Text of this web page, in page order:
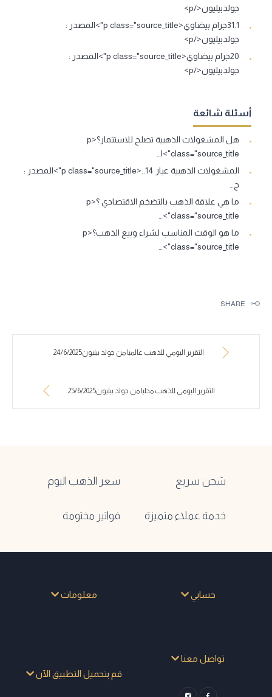
جولدبيليون</p>
31.1جرام بيضاوي<p class="source_title">المصدر :
جولدبيليون</p>
20جرام بيضاوي<p class="source_title">المصدر :
جولدبيليون</p>
أسئلة شائعة
هل المشغولات الذهبية تصلح للاستثمار؟<p
class="source_title">ا…
المشغولات الذهبية عيار 14..<p class="source_title">المصدر :
ج…
ما هي علاقة الذهب بالتضخم الاقتصادي ؟<p
class="source_title">…
ما هو الوقت المناسب لشراء وبيع الذهب؟<p
class="source_title">…
SHARE
التقرير اليومي للذهب عالميا من جولد بيليون24/6/2025
التقرير اليومي للذهب محليا من جولد بيليون25/6/2025
شحن سريع سعر الذهب اليوم
خدمة عملاء متميزة فواتير مختومة
حسابي معلومات
تواصل معنا
قم بتحميل التطبيق الآن